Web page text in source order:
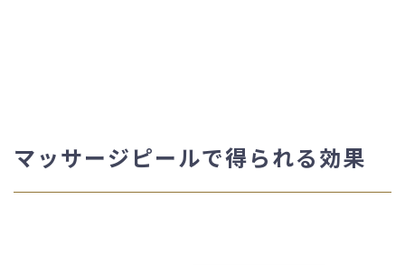
マッサージピールで得られる効果